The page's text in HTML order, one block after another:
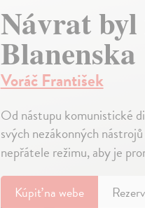
Návrat byl
Blanenska
Voráč František
Od nástupu komunistické
svých nezákonných
nepřátele režimu, aby je
Kúpiťna webe